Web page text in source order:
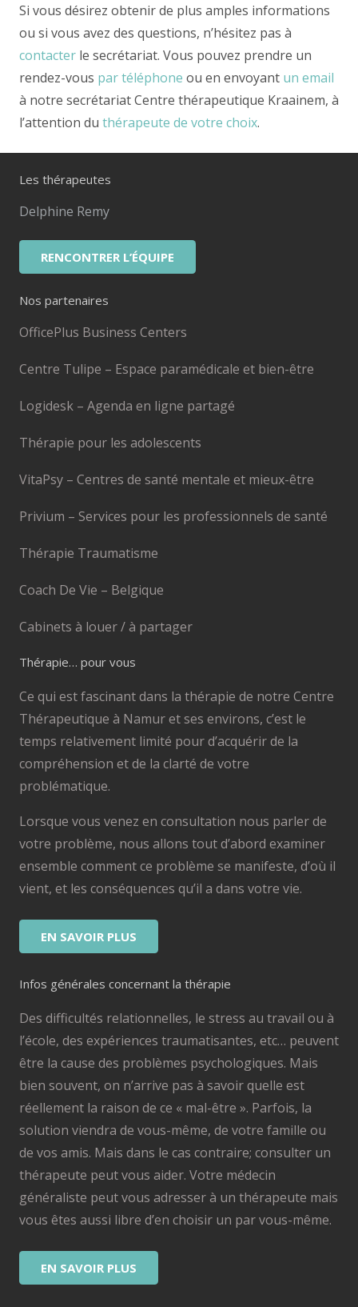
Si vous désirez obtenir de plus amples informations
ou si vous avez des questions, n’hésitez pas à
contacter le secrétariat. Vous pouvez prendre un
rendez-vous par téléphone ou en envoyant un email
à notre secrétariat Centre thérapeutique Kraainem, à
l’attention du thérapeute de votre choix.
Les thérapeutes
Delphine Remy
RENCONTRER L’ÉQUIPE
Nos partenaires
OfficePlus Business Centers
Centre Tulipe – Espace paramédicale et bien-être
Logidesk – Agenda en ligne partagé
Thérapie pour les adolescents
VitaPsy – Centres de santé mentale et mieux-être
Privium – Services pour les professionnels de santé
Thérapie Traumatisme
Coach De Vie – Belgique
Cabinets à louer / à partager
Thérapie… pour vous
Ce qui est fascinant dans la thérapie de notre Centre
Thérapeutique à Namur et ses environs, c’est le
temps relativement limité pour d’acquérir de la
compréhension et de la clarté de votre
problématique.
Lorsque vous venez en consultation nous parler de
votre problème, nous allons tout d’abord examiner
ensemble comment ce problème se manifeste, d’où il
vient, et les conséquences qu’il a dans votre vie.
EN SAVOIR PLUS
Infos générales concernant la thérapie
Des difficultés relationnelles, le stress au travail ou à
l’école, des expériences traumatisantes, etc… peuvent
être la cause des problèmes psychologiques. Mais
bien souvent, on n’arrive pas à savoir quelle est
réellement la raison de ce « mal-être ». Parfois, la
solution viendra de vous-même, de votre famille ou
de vos amis. Mais dans le cas contraire; consulter un
thérapeute peut vous aider. Votre médecin
généraliste peut vous adresser à un thérapeute mais
vous êtes aussi libre d’en choisir un par vous-même.
EN SAVOIR PLUS